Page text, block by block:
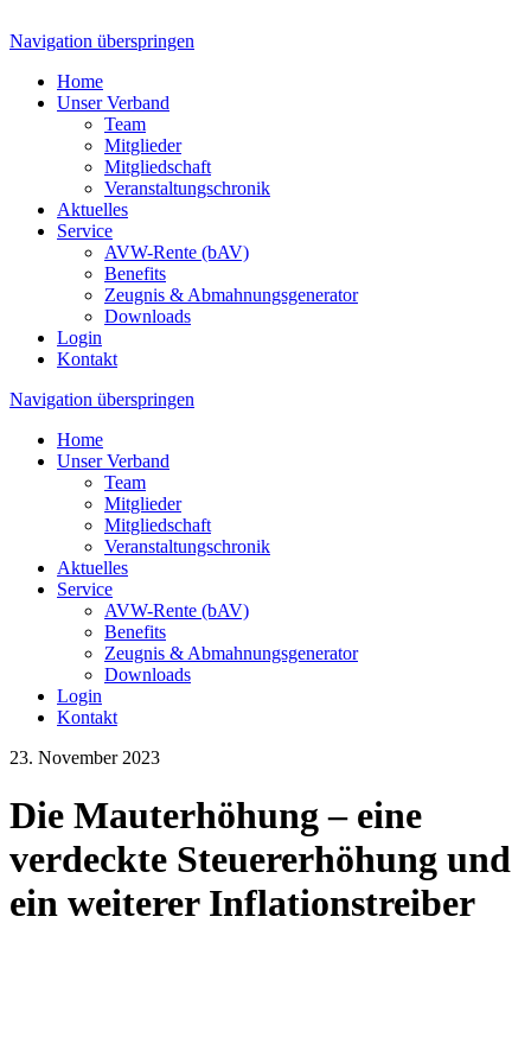
Navigation überspringen
Home
Unser Verband
Team
Mitglieder
Mitgliedschaft
Veranstaltungschronik
Aktuelles
Service
AVW-Rente (bAV)
Benefits
Zeugnis & Abmahnungsgenerator
Downloads
Login
Kontakt
Navigation überspringen
Home
Unser Verband
Team
Mitglieder
Mitgliedschaft
Veranstaltungschronik
Aktuelles
Service
AVW-Rente (bAV)
Benefits
Zeugnis & Abmahnungsgenerator
Downloads
Login
Kontakt
23. November 2023
Die Mauterhöhung – eine
verdeckte Steuererhöhung und
ein weiterer Inflationstreiber